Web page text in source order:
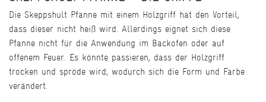
Die Skeppshult Pfanne mit einem Holzgriff hat den Vorteil,
dass dieser nicht heiß wird. Allerdings eignet sich diese
Pfanne nicht für die Anwendung im Backofen oder auf
offenem Feuer. Es könnte passieren, dass der Holzgriff
trocken und spröde wird, wodurch sich die Form und Farbe
verändert.